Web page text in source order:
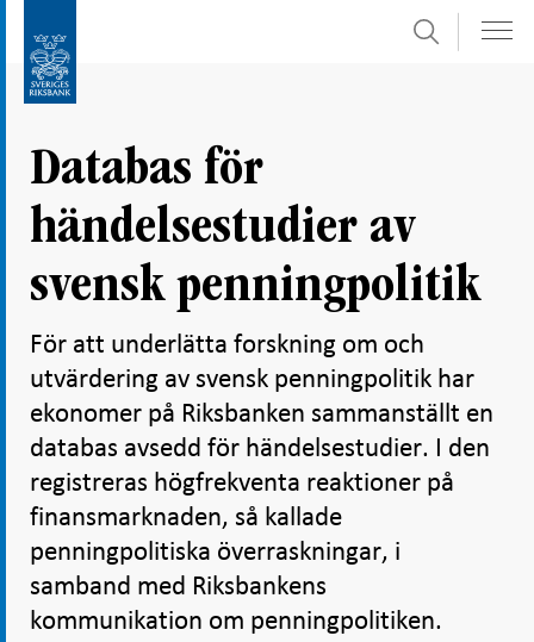
direkt
undersidor
Sök
Databas för
händelsestudier av
svensk penningpolitik
För att underlätta forskning om och
utvärdering av svensk penningpolitik har
ekonomer på Riksbanken sammanställt en
databas avsedd för händelsestudier. I den
registreras högfrekventa reaktioner på
finansmarknaden, så kallade
penningpolitiska överraskningar, i
samband med Riksbankens
kommunikation om penningpolitiken.